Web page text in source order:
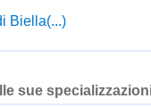
Biella(...)
sue